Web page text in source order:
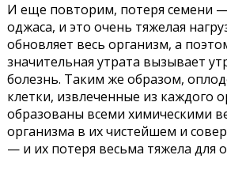
И еще повторим, потеря семени
оджаса, и это очень тяжелая
обновляет весь организм, а
значительная утрата вызывает
болезнь. Таким же образом,
клетки, извлеченные из каждого
образованы всеми химическими
организма в их чистейшем и
— и их потеря весьма тяжела для